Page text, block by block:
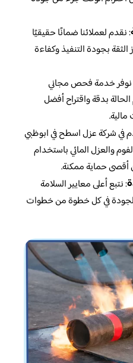
: نقدم لعملائنا ضمانًا حقيقيًا
بجودة التنفيذ وكفاءة
خدمة فحص مجاني
بدقة واقتراح أفضل
في شركة عزل اسطح في ابوظبي
والعزل المائي باستخدام
أقصى حماية ممكنة.
: نتبع أعلى معايير السلامة
الجودة في كل خطوة من خطوات